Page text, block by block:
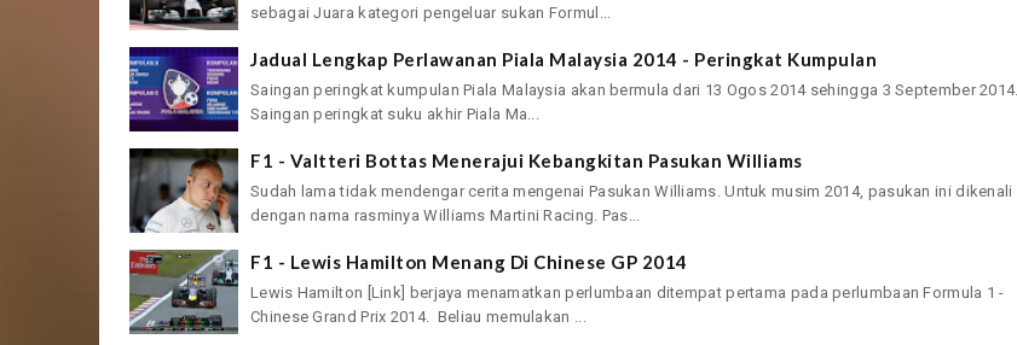
sebagai Juara kategori pengeluar sukan Formul...
Jadual Lengkap Perlawanan Piala Malaysia 2014 - Peringkat Kumpulan
Saingan peringkat kumpulan Piala Malaysia akan bermula dari 13 Ogos 2014 sehingga 3 September 2014.
Saingan peringkat suku akhir Piala Ma...
F1 - Valtteri Bottas Menerajui Kebangkitan Pasukan Williams
Sudah lama tidak mendengar cerita mengenai Pasukan Williams. Untuk musim 2014, pasukan ini dikenali
dengan nama rasminya Williams Martini Racing. Pas...
F1 - Lewis Hamilton Menang Di Chinese GP 2014
Lewis Hamilton [Link] berjaya menamatkan perlumbaan ditempat pertama pada perlumbaan Formula 1 -
Chinese Grand Prix 2014. Beliau memulakan ...